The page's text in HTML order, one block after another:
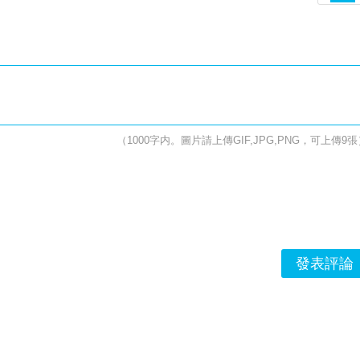
（1000字内。圖片請上傳GIF,JPG,PNG，可上傳9張
發表評論